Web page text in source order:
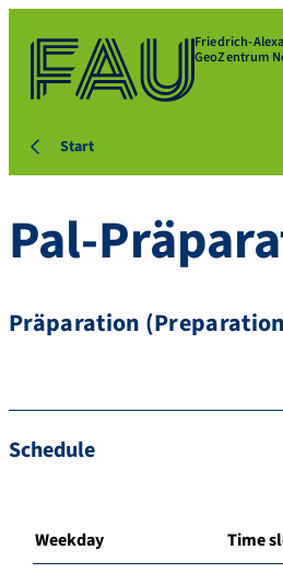
Friedrich-
GeoZentrum
Start
Pal-
Präparation
Schedule
Weekday Time